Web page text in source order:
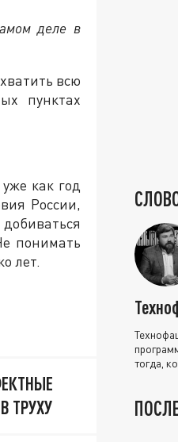
деле в
всю
пунктах
как год
России,
понимать
лет.
ТРУХУ
тогда,